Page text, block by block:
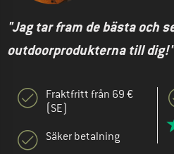
"Jag tar fram de bästa och
outdoorprodukterna till dig!"
Fraktfritt från 69 €
(SE)
Säker betalning